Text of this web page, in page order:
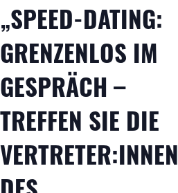
„SPEED-DATING:
GRENZENLOS IM
GESPRÄCH –
TREFFEN SIE DIE
VERTRETER:INNEN